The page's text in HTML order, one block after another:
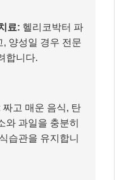
료: 헬리코박터 파
양성일 경우 전문
합니다.
짜고 매운 음식, 탄
와 과일을 충분히
습관을 유지합니